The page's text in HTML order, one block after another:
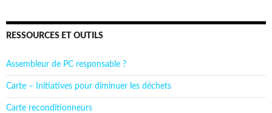
RESSOURCES ET OUTILS
Assembleur de PC responsable ?
Carte – Initiatives pour diminuer les déchets
Carte reconditionneurs